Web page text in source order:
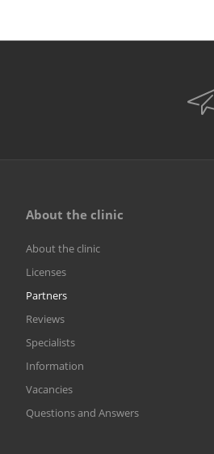
About the clinic
About the clinic
Licenses
Partners
Reviews
Specialists
Information
Vacancies
Questions and Answers